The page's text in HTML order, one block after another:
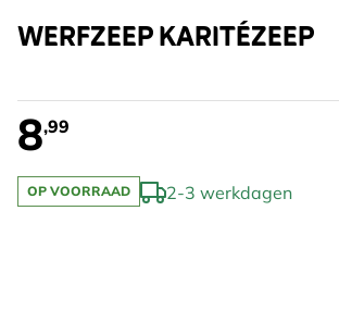
WERFZEEP KARITÉZEEP
8,99
OP VOORRAAD 2-3 werkdagen